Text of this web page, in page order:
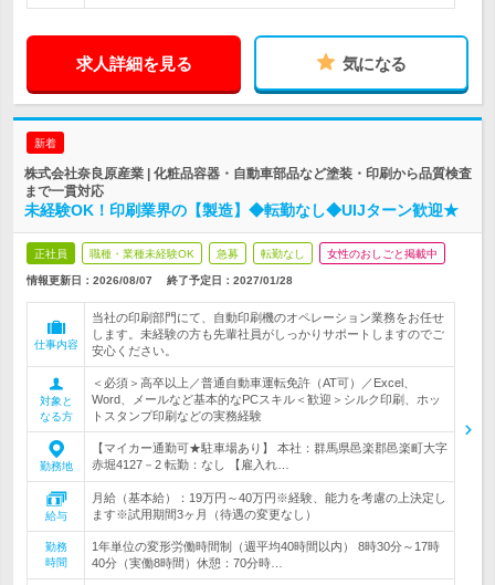
求人詳細を見る 気になる
新着
株式会社奈良原産業 | 化粧品容器・自動車部品など塗装・印刷から品質検査
まで一貫対応
未経験OK！印刷業界の【製造】◆転勤なし◆UIJターン歓迎★
正社員 職種・業種未経験OK 急募 転勤なし 女性のおしごと掲載中
情報更新日：2026/08/07 終了予定日： 2027/01/28
仕事内容
当社の印刷部門にて、自動印刷機のオペレーション業務をお任せ
します。未経験の方も先輩社員がしっかりサポートしますのでご
安心ください。
対象と
なる方
＜必須＞高卒以上／普通自動車運転免許（AT可）／Excel、
Word、メールなど基本的なPCスキル＜歓迎＞シルク印刷、ホッ
トスタンプ印刷などの実務経験
勤務地
【マイカー通勤可★駐車場あり】 本社：群馬県邑楽郡邑楽町大字
赤堀4127－2 転勤：なし 【雇入れ…
給与
月給（基本給）：19万円～40万円※経験、能力を考慮の上決定し
ます※試用期間3ヶ月（待遇の変更なし）
勤務
時間
1年単位の変形労働時間制（週平均40時間以内） 8時30分～17時
40分（実働8時間）休憩：70分時…